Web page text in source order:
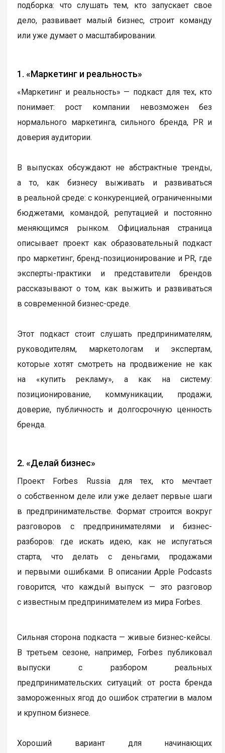
подборка: что слушать тем, кто запускает свое
дело, развивает малый бизнес, строит команду
или уже думает о масштабировании.
1. «Маркетинг и реальность»
«Маркетинг и реальность» — подкаст для тех, кто
понимает: рост компании невозможен без
нормального маркетинга, сильного бренда, PR и
доверия аудитории.
В выпусках обсуждают не абстрактные тренды,
а то, как бизнесу выживать и развиваться
в реальной среде: с конкуренцией, ограниченными
бюджетами, командой, репутацией и постоянно
меняющимся рынком. Официальная страница
описывает проект как образовательный подкаст
про маркетинг, бренд-позиционирование и PR, где
эксперты-практики и представители брендов
рассказывают о том, как выжить и развиваться
в современной бизнес-среде.
Этот подкаст стоит слушать предпринимателям,
руководителям, маркетологам и экспертам,
которые хотят смотреть на продвижение не как
на «купить рекламу», а как на систему:
позиционирование, коммуникации, продажи,
доверие, публичность и долгосрочную ценность
бренда.
2. «Делай бизнес»
Проект Forbes Russia для тех, кто мечтает
о собственном деле или уже делает первые шаги
в предпринимательстве. Формат строится вокруг
разговоров с предпринимателями и бизнес-
разборов: где искать идею, как не испугаться
старта, что делать с деньгами, продажами
и первыми ошибками. В описании Apple Podcasts
говорится, что каждый выпуск — это разговор
с известным предпринимателем из мира Forbes.
Сильная сторона подкаста — живые бизнес-кейсы.
В третьем сезоне, например, Forbes публиковал
выпуски с разбором реальных
предпринимательских ситуаций: от роста бренда
замороженных ягод до ошибок стратегии в малом
и крупном бизнесе.
Хороший вариант для начинающих